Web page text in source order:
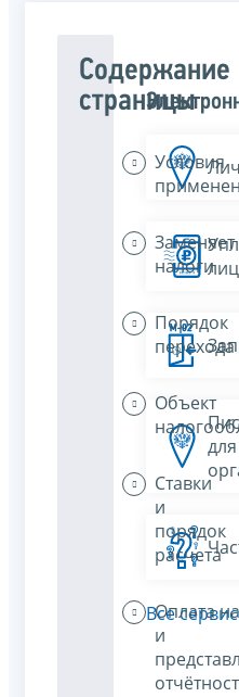
Содержание
страницы
Условия
Заменяет
налоги
Порядок
перехода
Объект
Ставки
и
порядок
расчета
Оплата
и
лиц
Все